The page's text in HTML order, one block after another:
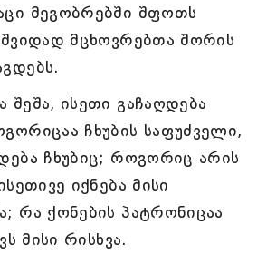
მეგობრებში შფოთს
მცხოვრებთა შორის
შეშა, ისეთი გაჩაღდება
ჩხუბის საფუძველი,
ჩხუბიც; როგორიც არის
იქნება მისი
რა ქონების პატრონიცაა
მისი რისხვა.